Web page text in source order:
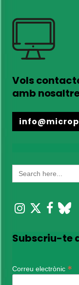
Vols
amb
Search
for:
Subscriu-te
Correu electrònic *